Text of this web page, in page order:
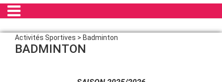
Activités Sportives > Badminton
BADMINTON